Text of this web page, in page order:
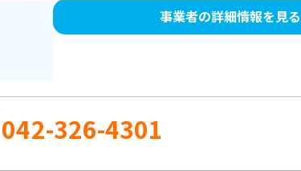
事業者の詳細情報を見る
042-326-4301